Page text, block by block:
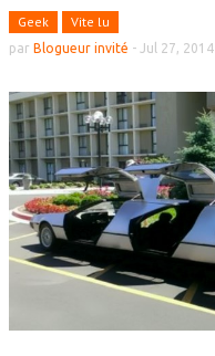
Geek Vite lu
par Blogueur invité - Jul 27, 2014